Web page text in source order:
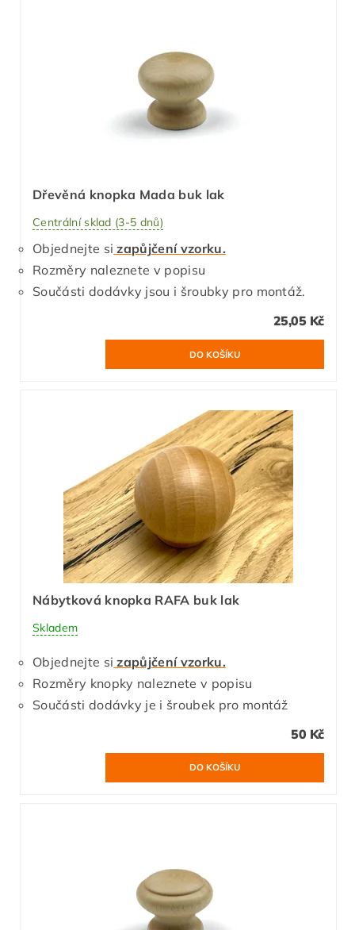
Dřevěná knopka Mada buk lak
Centrální sklad (3-5 dnů)
Objednejte si zapůjčení vzorku.
Rozměry naleznete v popisu
Součásti dodávky jsou i šroubky pro montáž.
25,05 Kč
Nábytková knopka RAFA buk lak
Skladem
Objednejte si zapůjčení vzorku.
Rozměry knopky naleznete v popisu
Součásti dodávky je i šroubek pro montáž
50 Kč